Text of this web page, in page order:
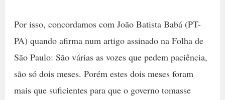
Por isso, concordamos com João Batista Babá (PT-
PA) quando afirma num artigo assinado na Folha de
São Paulo: São várias as vozes que pedem paciência,
são só dois meses. Porém estes dois meses foram
mais que suficientes para que o governo tomasse